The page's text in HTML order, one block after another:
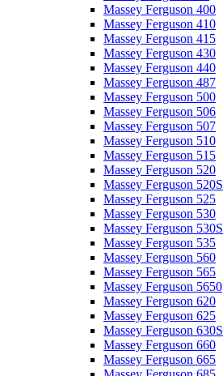
Massey Ferguson 400
Massey Ferguson 410
Massey Ferguson 415
Massey Ferguson 430
Massey Ferguson 440
Massey Ferguson 487
Massey Ferguson 500
Massey Ferguson 506
Massey Ferguson 507
Massey Ferguson 510
Massey Ferguson 515
Massey Ferguson 520
Massey Ferguson 520S
Massey Ferguson 525
Massey Ferguson 530
Massey Ferguson 530S
Massey Ferguson 535
Massey Ferguson 560
Massey Ferguson 565
Massey Ferguson 5650
Massey Ferguson 620
Massey Ferguson 625
Massey Ferguson 630S
Massey Ferguson 660
Massey Ferguson 665